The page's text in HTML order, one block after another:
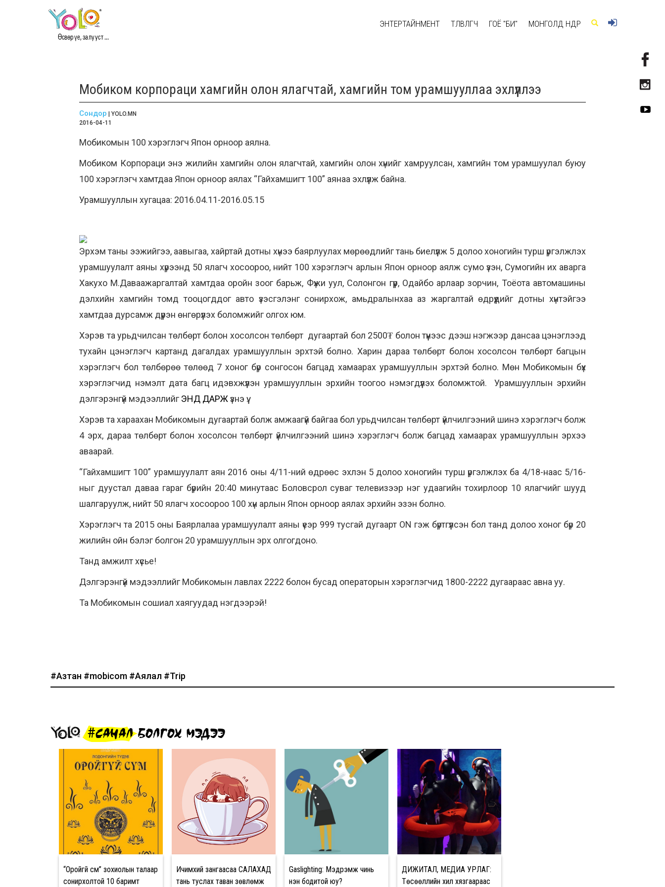
Өсвөр үе, залууст ...
ЭНТЕРТАЙНМЕНТ ТӨЛӨВЛӨГЧ ГОЁ "БИ" МОНГОЛД ӨНӨӨДӨР
Мобиком корпораци хамгийн олон ялагчтай, хамгийн том урамшууллаа эхлүүллээ
Сондор | YOLO.MN
2016-04-11
Мобикомын 100 хэрэглэгч Япон орноор аялна.
Мобиком Корпораци энэ жилийн хамгийн олон ялагчтай, хамгийн олон хүнийг хамруулсан, хамгийн том урамшуулал буюу
100 хэрэглэгч хамтдаа Япон орноор аялах “Гайхамшигт 100” аянаа эхлүүлж байна.
Урамшууллын хугацаа: 2016.04.11-2016.05.15
Эрхэм таны ээжийгээ, аавыгаа, хайртай дотны хүнээ баярлуулах мөрөөдлийг тань биелүүлж 5 долоо хоногийн турш үргэлжлэх
урамшуулалт аяны хүрээнд 50 ялагч хосоороо, нийт 100 хэрэглэгч арлын Япон орноор аялж сумо үзэн, Сумогийн их аварга
Хакухо М.Даваажаргалтай хамтдаа оройн зоог барьж, Фүжи уул, Солонгон гүүр, Одайбо арлаар зорчин, Тоёота автомашины
дэлхийн хамгийн томд тооцогддог авто үзэсгэлэнг сонирхож, амьдралынхаа аз жаргалтай өдрүүдийг дотны хүнтэйгээ
хамтдаа дурсамж дүүрэн өнгөрүүлэх боломжийг олгох юм.
Хэрэв та урьдчилсан төлбөрт болон хосолсон төлбөрт дугаартай бол 2500₮ болон түүнээс дээш нэгжээр дансаа цэнэглээд
тухайн цэнэглэгч картанд дагалдах урамшууллын эрхтэй болно. Харин дараа төлбөрт болон хосолсон төлбөрт багцын
хэрэглэгч бол төлбөрөө төлөөд 7 хоног бүр сонгосон багцад хамаарах урамшууллын эрхтэй болно. Мөн Мобикомын бүх
хэрэглэгчид нэмэлт дата багц идэвхжүүлэн урамшууллын эрхийн тоогоо нэмэгдүүлэх боломжтой. Урамшууллын эрхийн
дэлгэрэнгүй мэдээллийг ЭНД ДАРЖүзнэ үү.
Хэрэв та хараахан Мобикомын дугаартай болж амжаагүй байгаа бол урьдчилсан төлбөрт үйлчилгээний шинэ хэрэглэгч болж
4 эрх, дараа төлбөрт болон хосолсон төлбөрт үйлчилгээний шинэ хэрэглэгч болж багцад хамаарах урамшууллын эрхээ
аваарай.
“Гайхамшигт 100” урамшуулалт аян 2016 оны 4/11-ний өдрөөс эхлэн 5 долоо хоногийн турш үргэлжлэх ба 4/18-наас 5/16-
ныг дуустал даваа гараг бүрийн 20:40 минутаас Боловсрол суваг телевизээр нэг удаагийн тохирлоор 10 ялагчийг шууд
шалгаруулж, нийт 50 ялагч хосоороо 100 хүн арлын Япон орноор аялах эрхийн эзэн болно.
Хэрэглэгч та 2015 оны Баярлалаа урамшуулалт аяны үеэр 999 тусгай дугаарт ON гэж бүртгүүлсэн бол танд долоо хоног бүр 20
жилийн ойн бэлэг болгон 20 урамшууллын эрх олгогдоно.
Танд амжилт хүсье!
Дэлгэрэнгүй мэдээллийг Мобикомын лавлах 2222 болон бусад операторын хэрэглэгчид 1800-2222 дугаараас авна уу.
Та Мобикомын сошиал хаягуудад нэгдээрэй!
#Азтан #mobicom #Аялал #Trip
#САНАЛ БОЛГОХ МЭДЭЭ
“Оройгүй сүм” зохиолын талаар
сонирхолтой 10 баримт
Ичимхий зангаасаа САЛАХАД
тань туслах таван зөвлөмж
Gaslighting: Мэдрэмж чинь
үнэн бодитой юу?
ДИЖИТАЛ, МЕДИА УРЛАГ:
Төсөөллийн хил хязгаараас